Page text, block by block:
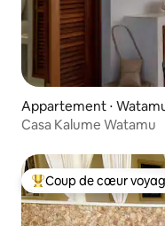
Appartement ⋅
Casa Kalume Watamu
Coups de cœur
Coup de cœur